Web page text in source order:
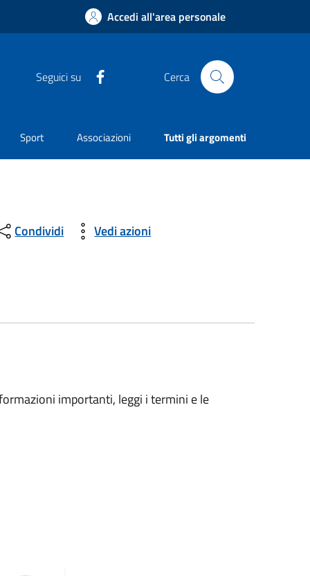
Accedi all'area personale
Seguici su Cerca
Sport Associazioni Tutti gli argomenti
Condividi Vedi azioni
importanti, leggi i termini e le